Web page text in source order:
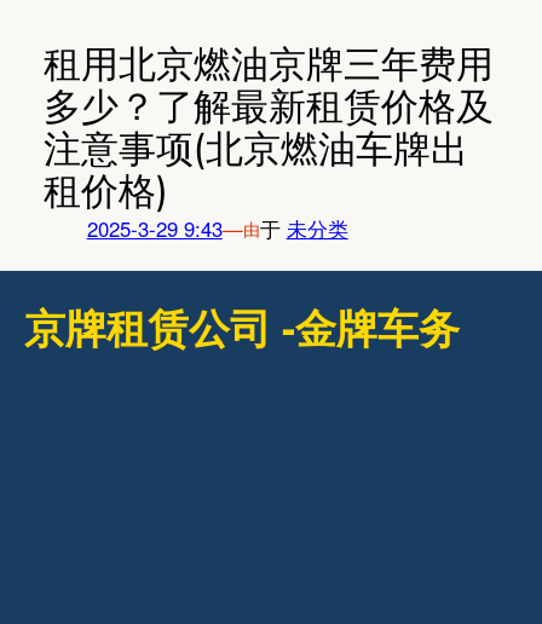
租用北京燃油京牌三年费用
多少？了解最新租赁价格及
注意事项(北京燃油车牌出
租价格)
2025-3-29 9:43—由于 未分类
京牌租赁公司 -金牌车务